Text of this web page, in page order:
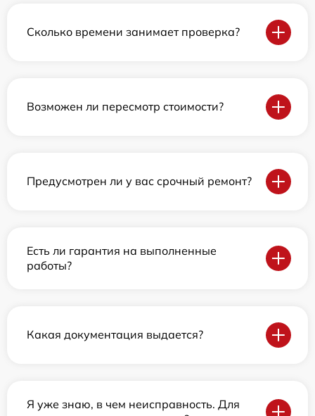
Сколько времени занимает проверка?
Возможен ли пересмотр стоимости?
Предусмотрен ли у вас срочный ремонт?
Есть ли гарантия на выполненные
работы?
Какая документация выдается?
Я уже знаю, в чем неисправность. Для